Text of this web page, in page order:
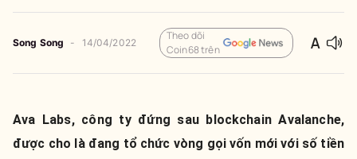
Song Song - 14/04/2022
Theo dõi
Coin68 trên
Ava Labs, công ty đứng sau blockchain Avalanche,
được cho là đang tổ chức vòng gọi vốn mới với số tiền